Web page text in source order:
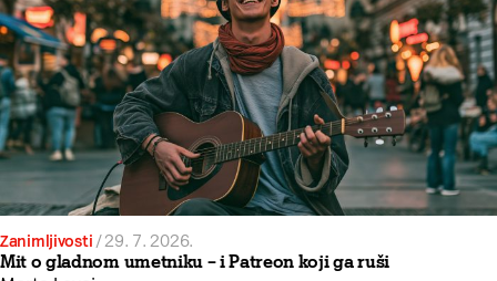
Zanimljivosti /29. 7. 2026.
Mit o gladnom umetniku – i Patreon koji ga ruši